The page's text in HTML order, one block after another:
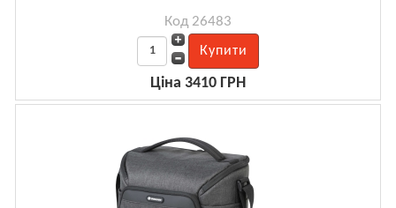
Код 26483
Ціна 3410 ГРН